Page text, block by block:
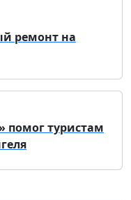
ремонт на
помог туристам